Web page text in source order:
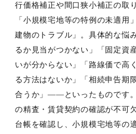
行価格補正や間口狭小補正の取
「小規模宅地等の特例の未適用
建物のトラブル」。具体的な悩
るか見当がつかない」「固定資
いが分からない」「路線価で高
る方法はないか」「相続申告期
合うか」――といったものです
の精査・賃貸契約の確認が不可
台帳を確認し、小規模宅地等の